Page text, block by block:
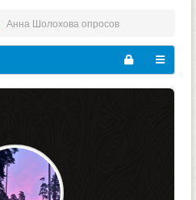
Анна Шолохова опросов